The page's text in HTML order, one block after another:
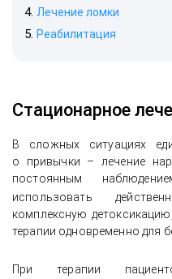
Лечение ломки
Реабилитация
Стационарное
В сложных ситуациях
о привычки – лечение
постоянным
использовать
комплексную
терапии одновременно для
При терапии